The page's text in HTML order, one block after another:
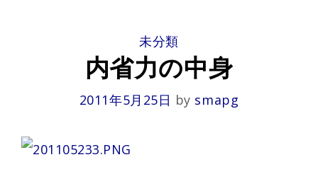
CATEGORIES
未分類
内省力の中身
2011年5月25日 by smapg